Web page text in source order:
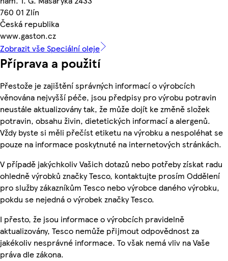
760 01 Zlín
Česká republika
www.gaston.cz
Zobrazit vše Speciální oleje
Příprava a použití
Přestože je zajištění správných informací o výrobcích
věnována nejvyšší péče, jsou předpisy pro výrobu potravin
neustále aktualizovány tak, že může dojít ke změně složek
potravin, obsahu živin, dietetických informací a alergenů.
Vždy byste si měli přečíst etiketu na výrobku a nespoléhat se
pouze na informace poskytnuté na internetových stránkách.
V případě jakýchkoliv Vašich dotazů nebo potřeby získat radu
ohledně výrobků značky Tesco, kontaktujte prosím Oddělení
pro služby zákazníkům Tesco nebo výrobce daného výrobku,
pokdu se nejedná o výrobek značky Tesco.
I přesto, že jsou informace o výrobcích pravidelně
aktualizovány, Tesco nemůže přijmout odpovědnost za
jakékoliv nesprávné informace. To však nemá vliv na Vaše
práva dle zákona.